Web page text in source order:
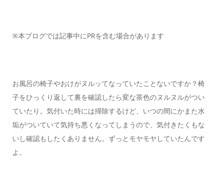
※本ブログでは記事中にPRを含む場合があります
お風呂の椅子やおけがヌルッてなっていたことないですか？椅
子をひっくり返して裏を確認したら変な茶色のヌルヌルがつい
ていたり。気付いた時には掃除するけど、いつの間にかまた水
垢がついていて気持ち悪くなってしまうので、気付きたくもな
いし確認もしたくありません。ずっとモヤモヤしていたんです
よ。